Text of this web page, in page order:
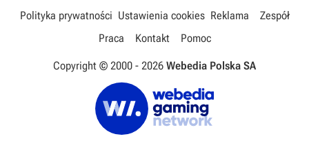
Polityka prywatności Ustawienia cookies Reklama
Zespół
Praca
Kontakt Pomoc
Copyright © 2000 - 2026 Webedia Polska SA